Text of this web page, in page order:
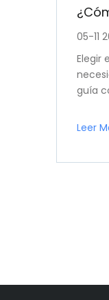
05-11
Elegir
guía
Leer